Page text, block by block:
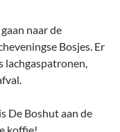
naar de
Bosjes. Er
lachgaspatronen,
De Boshut aan de